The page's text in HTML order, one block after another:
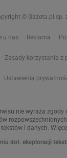
© Gazeta.pl sp.
u nas Reklama
Zasady korzystania z
Ustawienia
nie wyraża
i danych.
dot. eksploracji